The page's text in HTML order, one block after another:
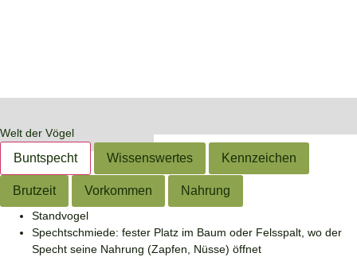
Welt der Vögel
Buntspecht Wissenswertes Kennzeichen
Brutzeit Vorkommen Nahrung
Buntspecht
Dendrocopos
major
Buntspecht
Dendrocopos
major
Buntspecht
Dendrocopos
major
Standvogel
Spechtschmiede: fester Platz im Baum oder Felsspalt, wo der
Specht seine Nahrung (Zapfen, Nüsse) öffnet